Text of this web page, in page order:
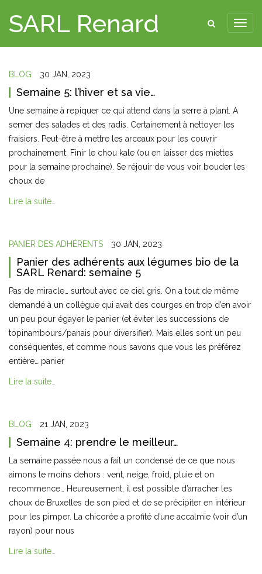
SARL Renard
BLOG 30 JAN, 2023
Semaine 5: l’hiver et sa vie…
Une semaine à repiquer ce qui attend dans la serre à plant. A
semer des salades et des radis. Certainement à nettoyer les
fraisiers. Peut-être à mettre les arceaux pour les couvrir
prochainement. Finir le chou kale (ou en laisser des miettes
pour la semaine prochaine). Se réjouir de vous voir bouder les
choux de
Lire la suite…
PANIER DES ADHÉRENTS 30 JAN, 2023
Panier des adhérents aux légumes bio de la
SARL Renard: semaine 5
Pas de miracle… surtout avec ce ciel gris. On a tout de même
demandé à un collègue qui avait des courges en trop d’en avoir
un peu pour égayer le panier (et éviter les successions de
topinambours/panais pour diversifier). Mais elles sont un peu
conséquentes, et comme nous savons que vous les préférez
entière… panier
Lire la suite…
BLOG 21 JAN, 2023
Semaine 4: prendre le meilleur…
La semaine passée nous a fait un condensé de ce que nous
aimons le moins dehors : vent, neige, froid, pluie et on
recommence… Heureusement, il est possible d’arracher les
choux de Bruxelles de son pied et de se précipiter en intérieur
pour les pimper. La chicorée a profité d’une accalmie (voir d’un
rayon) pour nous
Lire la suite…